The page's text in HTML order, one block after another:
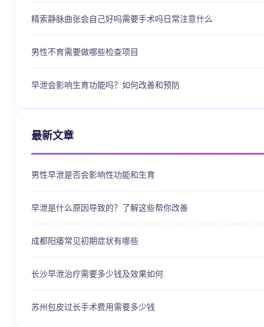
精索静脉曲张会自己好吗需要手术吗日常注意什么
男性不育需要做哪些检查项目
早泄会影响生育功能吗？如何改善和预防
最新文章
男性早泄是否会影响性功能和生育
早泄是什么原因导致的？了解这些帮你改善
成都阳痿常见初期症状有哪些
长沙早泄治疗需要多少钱及效果如何
苏州包皮过长手术费用需要多少钱